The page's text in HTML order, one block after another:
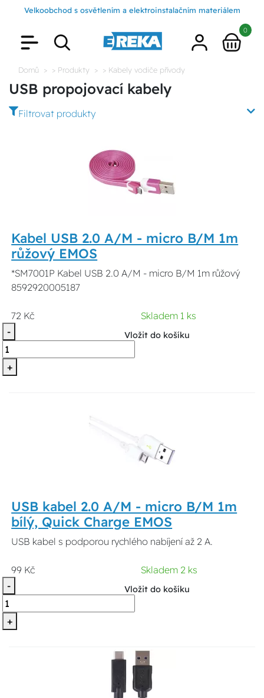
Velkoobchod s osvětlením a elektroinstalačním materiálem
0
Domů > Produkty > Kabely vodiče přívody
USB propojovací kabely
Filtrovat produkty
Kabel USB 2.0 A/M - micro B/M 1m
růžový EMOS
*SM7001P Kabel USB 2.0 A/M - micro B/M 1m růžový
8592920005187
72 Kč
Skladem 1 ks
-
+
Vložit do košíku
USB kabel 2.0 A/M - micro B/M 1m
bílý, Quick Charge EMOS
USB kabel s podporou rychlého nabíjení až 2 A.
99 Kč
Skladem 2 ks
-
+
Vložit do košíku